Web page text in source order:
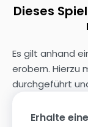
Dieses
Es gilt anhand
erobern. Hierzu
durchgeführt
Erhalte